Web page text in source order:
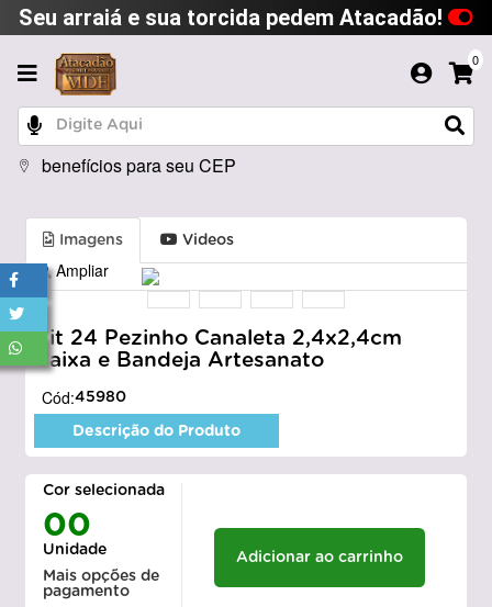
Seu arraiá e sua torcida pedem Atacadão!
0
benefícios para seu CEP
Imagens Videos
Ampliar
Kit 24 Pezinho Canaleta 2,4x2,4cm
Caixa e Bandeja Artesanato
Cód:45980
Descrição do Produto
Cor selecionada
00
Unidade
Mais opções de
pagamento
Adicionar ao carrinho